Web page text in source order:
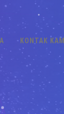
KONTAK KAMI